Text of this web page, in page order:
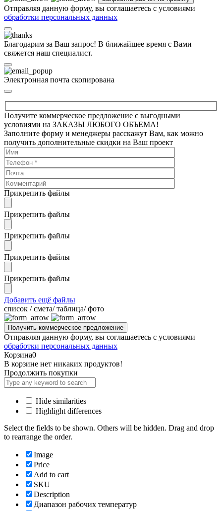
Отправляя данную форму, вы соглашаетесь с условиями
обработки персональных данных
Благодарим за Ваш запрос! В ближайшее время с Вами
свяжется наш специалист.
Электронная почта скопирована
Получите коммерческое предложение с выгодными
условиями на ЗАКАЗЫ ЛЮБОГО ОБЪЕМА!
Заполните форму и менеджеры расскажут Вам, как можно
получить дополнительные скидки на Ваш проект
Прикрепить файлы
Прикрепить файлы
Прикрепить файлы
Прикрепить файлы
Прикрепить файлы
Добавить ещё файлы
cписок / смета/ таблица/ фото
Отправляя данную форму, вы соглашаетесь с условиями
обработки персональных данных
Корзина0
В корзине нет никаких продуктов!
Продолжить покупки
Hide similarities
Highlight differences
Select the fields to be shown. Others will be hidden. Drag and drop
to rearrange the order.
Image
Price
Add to cart
SKU
Description
Диапазон рабочих температур